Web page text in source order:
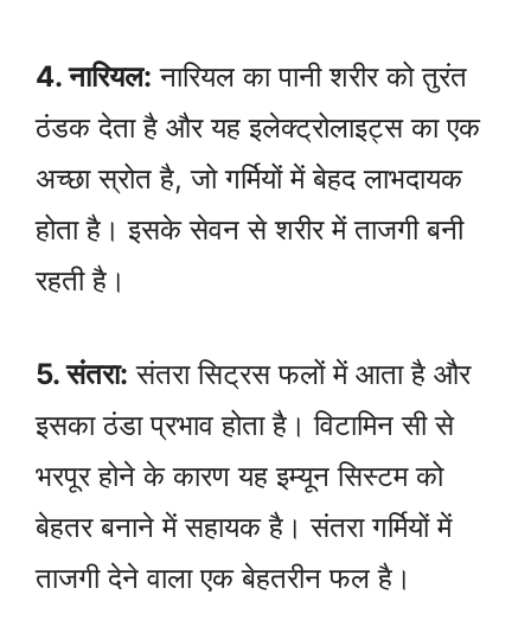
4. नारियल: नारियल का पानी शरीर को तुरंत
ठंडक देता है और यह इलेक्ट्रोलाइट्स का एक
अच्छा स्रोत है, जो गर्मियों में बेहद लाभदायक
होता है। इसके सेवन से शरीर में ताजगी बनी
रहती है।
5. संतरा: संतरा सिट्रस फलों में आता है और
इसका ठंडा प्रभाव होता है। विटामिन सी से
भरपूर होने के कारण यह इम्यून सिस्टम को
बेहतर बनाने में सहायक है। संतरा गर्मियों में
ताजगी देने वाला एक बेहतरीन फल है।